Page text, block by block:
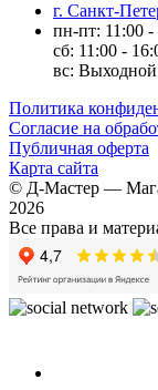
г. Санкт-
пн-пт: 11:00 -
сб: 11:00 -
вс: Выходной
Политика
Согласие на
Публичная оферта
Карта сайта
© Д-Мастер —
2026
Все права и